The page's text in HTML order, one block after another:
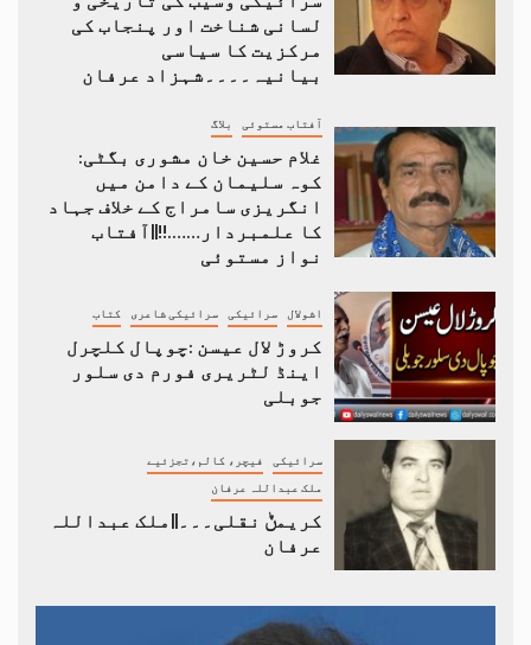
لسانی شناخت اور پنجاب کی
مرکزیت کا سیاسی
بیانیہ۔۔۔۔شہزاد عرفان
آفتاب مستوئی بلاگ
غلام حسین خان مشوری بگٹی:
کوہ سلیمان کے دامن میں
انگریزی سامراج کے خلاف جہاد
کا علمبردار…….!!||آفتاب
نواز مستوئی
اشولال سرائیکی سرائیکی شاعری کتاب
کروڑ لال عیسن :چوپال کلچرل
اینڈ لٹریری فورم دی سلور
جوبلی
سرائیکی فیچر، کالم،تجزئیے
ملک عبداللہ عرفان
کریمݨ نقلی۔۔۔||ملک عبداللہ
عرفان